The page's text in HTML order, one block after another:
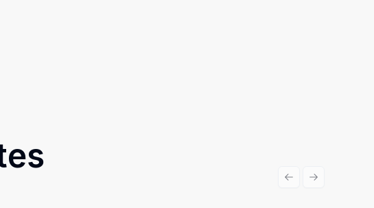
Previous slide
Next slide